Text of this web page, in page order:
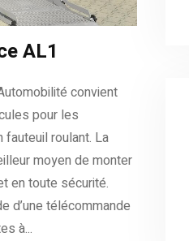
AL1
convient
pour les
roulant. La
moyen de monter
en toute sécurité.
d’une télécommande
à...